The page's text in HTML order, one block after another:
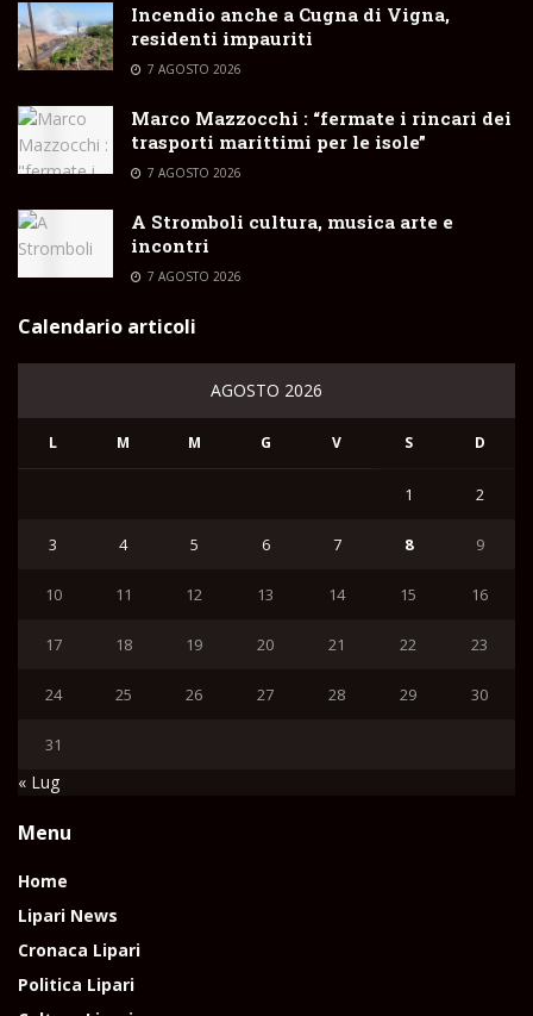
Incendio anche a Cugna di Vigna,
residenti impauriti
7 AGOSTO 2026
Marco Mazzocchi : “fermate i rincari dei
trasporti marittimi per le isole”
7 AGOSTO 2026
A Stromboli cultura, musica arte e
incontri
7 AGOSTO 2026
Calendario articoli
AGOSTO 2026
L M M G V S D
1 2
3 4 5 6 7 8 9
10 11 12 13 14 15 16
17 18 19 20 21 22 23
24 25 26 27 28 29 30
31
« Lug
Menu
Home
Lipari News
Cronaca Lipari
Politica Lipari